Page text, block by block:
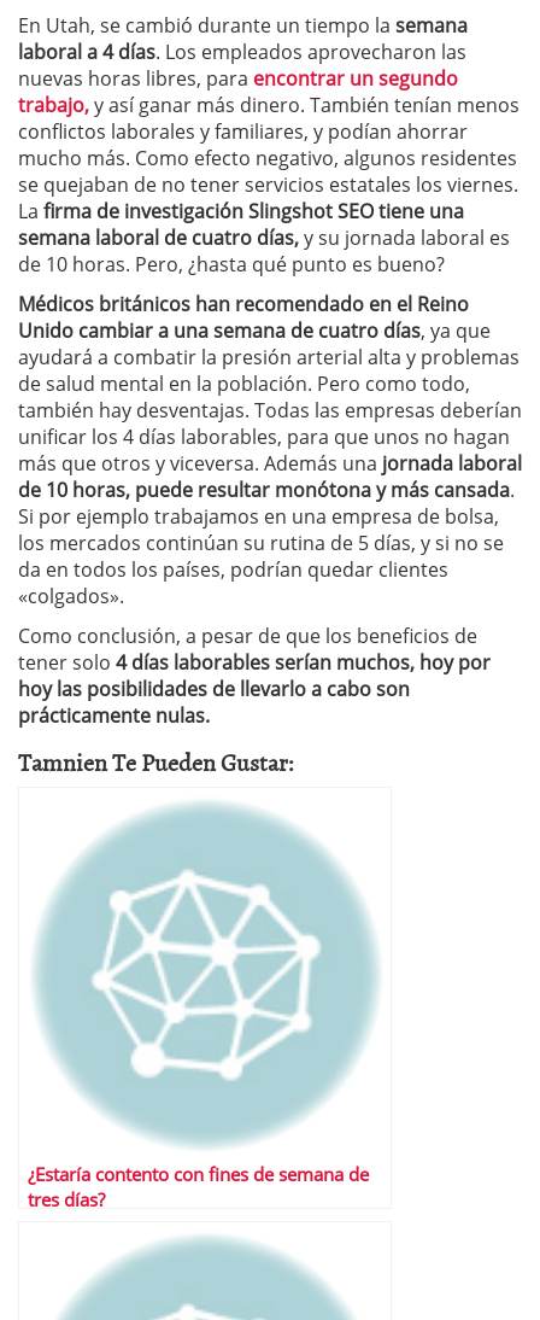
En Utah, se cambió durante un tiempo la semana
laboral a 4 días. Los empleados aprovecharon las
nuevas horas libres, para encontrar un segundo
trabajo,y así ganar más dinero. También tenían menos
conflictos laborales y familiares, y podían ahorrar
mucho más. Como efecto negativo, algunos residentes
se quejaban de no tener servicios estatales los viernes.
La firma de investigación Slingshot SEO tiene una
semana laboral de cuatro días,y su jornada laboral es
de 10 horas. Pero, ¿hasta qué punto es bueno?
Médicos británicos han recomendado en el Reino
Unido cambiar a una semana de cuatro días, ya que
ayudará a combatir la presión arterial alta y problemas
de salud mental en la población. Pero como todo,
también hay desventajas. Todas las empresas deberían
unificar los 4 días laborables, para que unos no hagan
más que otros y viceversa. Además una jornada laboral
de 10 horas, puede resultar monótona y más cansada.
Si por ejemplo trabajamos en una empresa de bolsa,
los mercados continúan su rutina de 5 días, y si no se
da en todos los países, podrían quedar clientes
«colgados».
Como conclusión, a pesar de que los beneficios de
tener solo 4 días laborables serían muchos, hoy por
hoy las posibilidades de llevarlo a cabo son
prácticamente nulas.
Tamnien Te Pueden Gustar:
¿Estaría contento con fines de semana de
tres días?